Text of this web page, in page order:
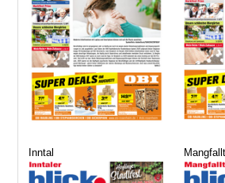
Inntal